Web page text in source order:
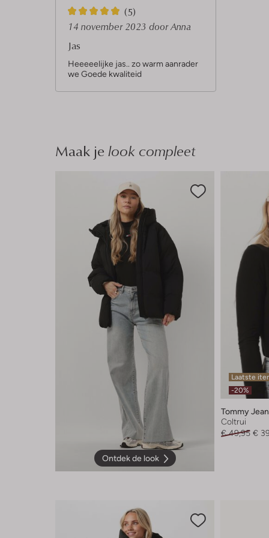
5
S
t
e
r
r
(5)
14 november 2023 door Anna
Jas
Heeeeelijke jas.. zo warm aanrader
we Goede kwaliteid
Maak je look compleet
Ontdek de look
Laatste
-20%
Tommy
Coltrui
€ 49,95 €